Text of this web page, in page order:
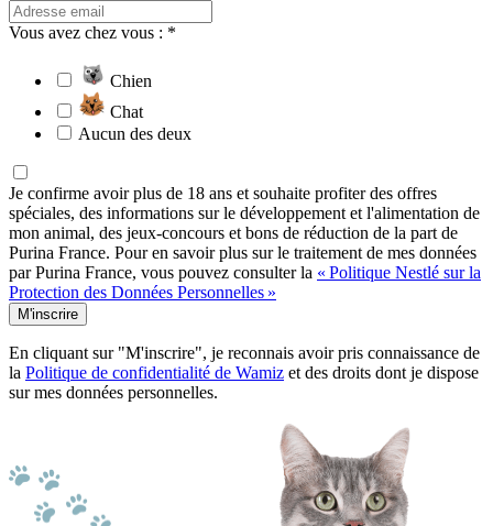
Vous avez chez vous : *
Chien
Chat
Aucun des deux
Je confirme avoir plus de 18 ans et souhaite profiter des offres
spéciales, des informations sur le développement et l'alimentation de
mon animal, des jeux-concours et bons de réduction de la part de
Purina France. Pour en savoir plus sur le traitement de mes données
par Purina France, vous pouvez consulter la « Politique Nestlé sur la
Protection des Données Personnelles »
M'inscrire
En cliquant sur "M'inscrire", je reconnais avoir pris connaissance de
la Politique de confidentialité de Wamiz et des droits dont je dispose
sur mes données personnelles.